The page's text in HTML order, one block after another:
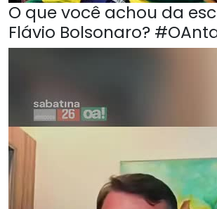
O que você achou da
Flávio Bolsonaro?